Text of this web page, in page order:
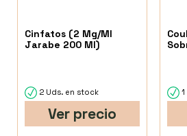
Cinfatos (2 Mg/Ml
Jarabe 200 Ml)
2 Uds. en stock
Ver precio